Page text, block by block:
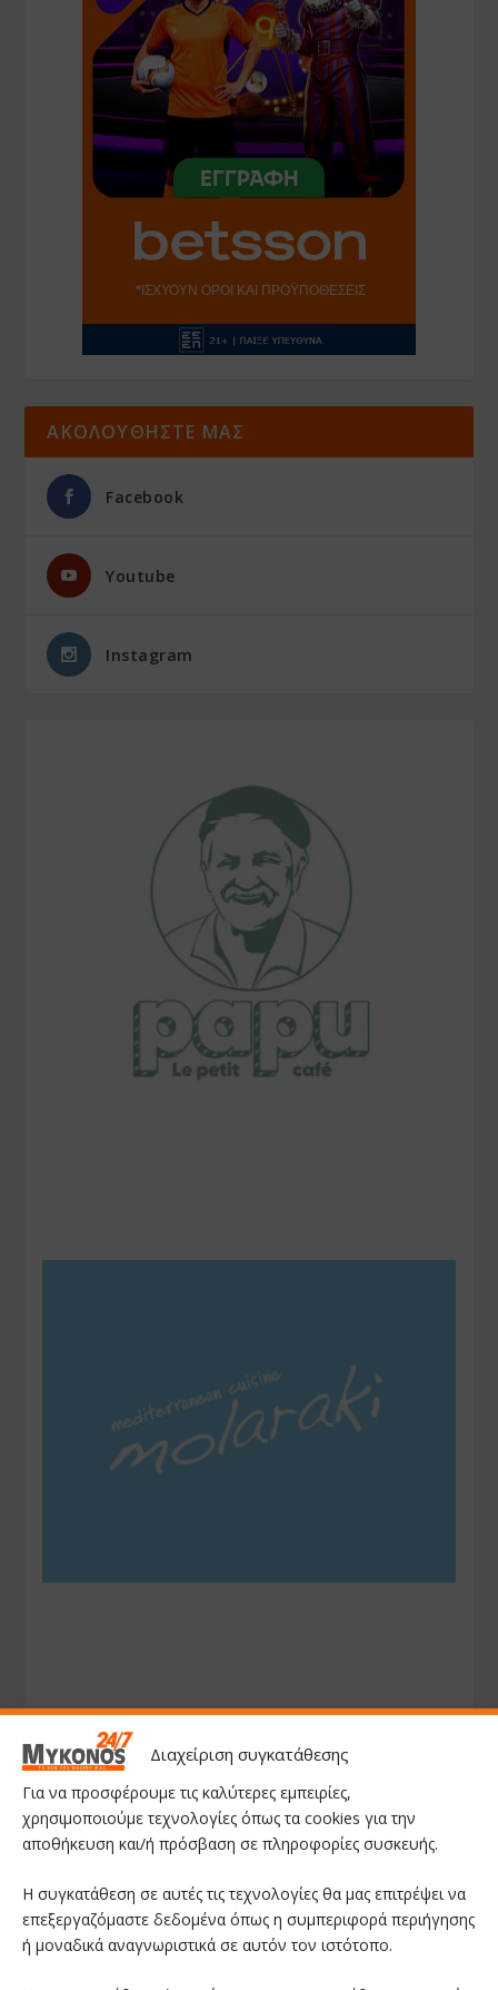
Διαχείριση συγκατάθεσης
Για να προσφέρουμε τις καλύτερες εμπειρίες,
χρησιμοποιούμε τεχνολογίες όπως τα cookies για την
αποθήκευση και/ή πρόσβαση σε πληροφορίες συσκευής.
Η συγκατάθεση σε αυτές τις τεχνολογίες θα μας επιτρέψει να
επεξεργαζόμαστε δεδομένα όπως η συμπεριφορά περιήγησης
ή μοναδικά αναγνωριστικά σε αυτόν τον ιστότοπο.
ΑΚΟΛΟΥΘΗΣΤΕ ΜΑΣ
Facebook
Youtube
Instagram